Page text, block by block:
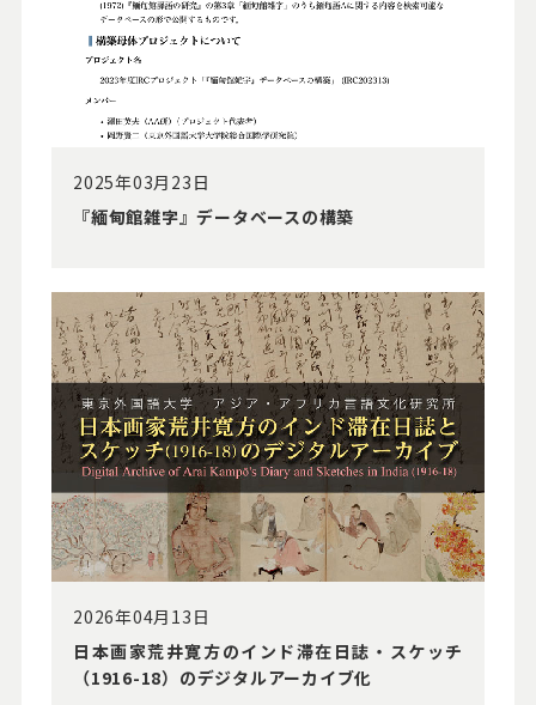
2025年03月23日
『緬甸館雑字』データベースの構築
2026年04月13日
⽇本画家荒井寛⽅のインド滞在⽇誌・スケッチ
（1916-18）のデジタルアーカイブ化